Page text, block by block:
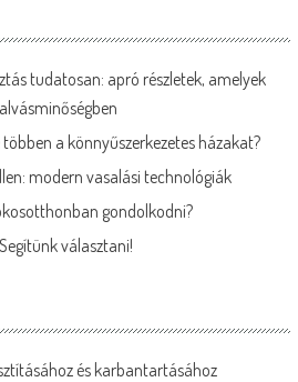
tudatosan: apró részletek, amelyek
a könnyűszerkezetes házakat?
modern vasalási technológiák
gondolkodni?
választani!
és karbantartásához